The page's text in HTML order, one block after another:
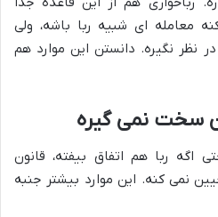
معامله ای شبیه ربا باشه، ولی
در نظر نگیره. دانستن این موارد هم
سخت نمی گیره
ربا هم اتفاق بیفته، قانون
نمی کنه. این موارد بیشتر جنبه